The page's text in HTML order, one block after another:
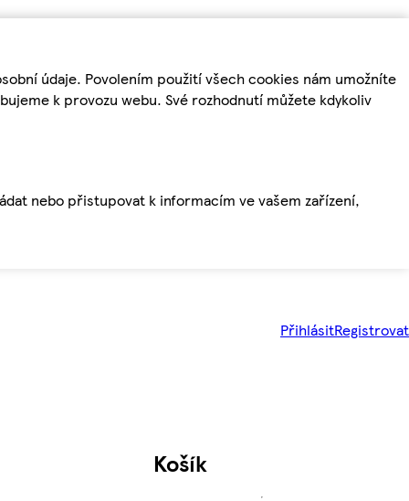
údaje. Povolením použití všech cookies nám umožníte
k provozu webu. Své rozhodnutí můžete kdykoliv
nebo přistupovat k informacím ve vašem zařízení,
PřihlásitRegistrovat
Košík